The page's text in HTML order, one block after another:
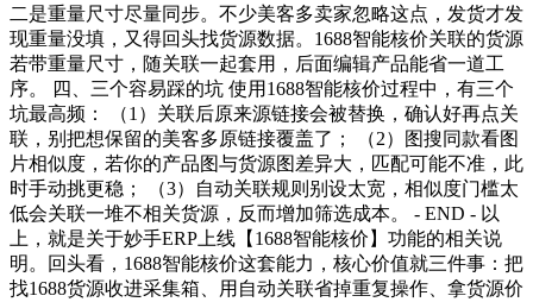
二是重量尺寸尽量同步。不少美客多卖家忽略这点，发货才发
现重量没填，又得回头找货源数据。1688智能核价关联的货源
若带重量尺寸，随关联一起套用，后面编辑产品能省一道工
序。 四、三个容易踩的坑 使用1688智能核价过程中，有三个
坑最高频： （1）关联后原来源链接会被替换，确认好再点关
联，别把想保留的美客多原链接覆盖了； （2）图搜同款看图
片相似度，若你的产品图与货源图差异大，匹配可能不准，此
时手动挑更稳； （3）自动关联规则别设太宽，相似度门槛太
低会关联一堆不相关货源，反而增加筛选成本。 - END - 以
上，就是关于妙手ERP上线【1688智能核价】功能的相关说
明。回头看，1688智能核价这套能力，核心价值就三件事：把
找1688货源收进采集箱、用自动关联省掉重复操作、拿货源价